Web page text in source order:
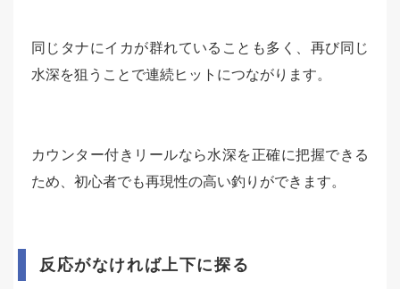
同じタナにイカが群れていることも多く、再び同じ
水深を狙うことで連続ヒットにつながります。
カウンター付きリールなら水深を正確に把握できる
ため、初心者でも再現性の高い釣りができます。
反応がなければ上下に探る